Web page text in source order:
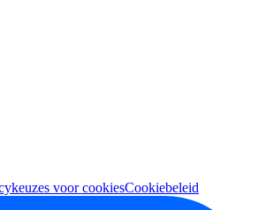
voor cookiesCookiebeleid